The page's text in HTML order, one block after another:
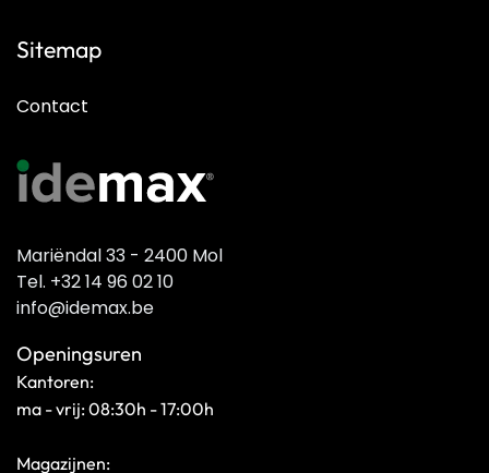
Sitemap
Contact
Mariëndal 33 - 2400 Mol
Tel. +32 14 96 02 10
info@idemax.be
Openingsuren
Kantoren:
ma - vrij: 08:30h - 17:00h
Magazijnen: